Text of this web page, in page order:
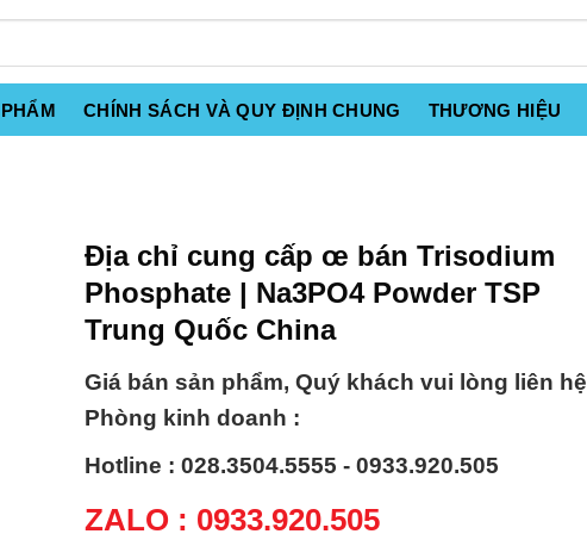
CHÍNH SÁCH VÀ QUY ĐỊNH CHUNG THƯƠNG HIỆU
Địa chỉ cung cấp œ bán Trisodium
Phosphate | Na3PO4 Powder TSP
Trung Quốc China
Giá bán sản phẩm, Quý khách vui lòng liên hệ
Phòng kinh doanh :
Hotline : 028.3504.5555 - 0933.920.505
ZALO : 0933.920.505